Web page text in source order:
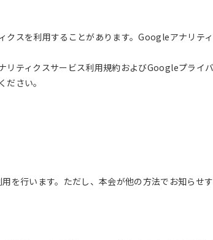
スを利用することがあります。Googleアナリテ
ティクスサービス利用規約およびGoogleプライ
さい。
を行います。ただし、本会が他の方法でお知らせ